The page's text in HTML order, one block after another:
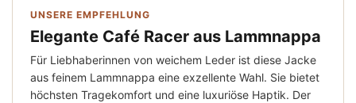
UNSERE EMPFEHLUNG
Elegante Café Racer aus Lammnappa
Für Liebhaberinnen von weichem Leder ist diese Jacke
aus feinem Lammnappa eine exzellente Wahl. Sie bietet
höchsten Tragekomfort und eine luxuriöse Haptik. Der